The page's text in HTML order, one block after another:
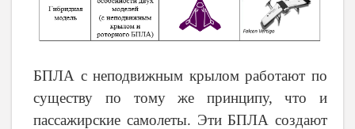
БПЛА с неподвижным крылом работают по
существу по тому же принципу, что и
пассажирские самолеты. Эти БПЛА создают